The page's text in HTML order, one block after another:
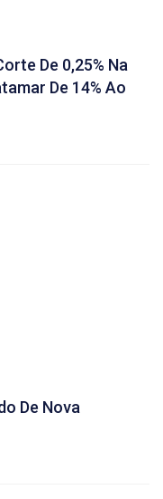
De 0,25% Na
De 14% Ao
De Nova